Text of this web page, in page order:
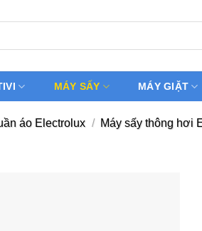
MÁY SẤY MÁY GIẶT
áo Electrolux / Máy sấy thông hơi